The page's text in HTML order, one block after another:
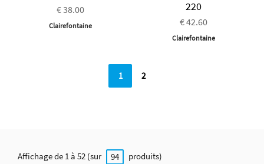
€ 38.00
Clairefontaine
220
€ 42.60
Clairefontaine
1 2
Affichage de 1 à 52 (sur 94 produits)